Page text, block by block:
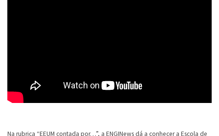
Na rubrica “EEUM contada por…”, a ENGINews dá a conhecer a Escola de